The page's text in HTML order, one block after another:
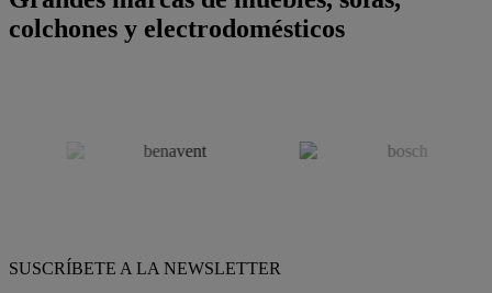
colchones y electrodomésticos
SUSCRÍBETE A LA NEWSLETTER